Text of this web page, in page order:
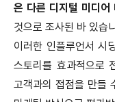
은 다른 디지털 미디
것으로 조사된 바 있습
이러한 인플루언서 시
스토리를 효과적으로
고객과의 접점을 만들